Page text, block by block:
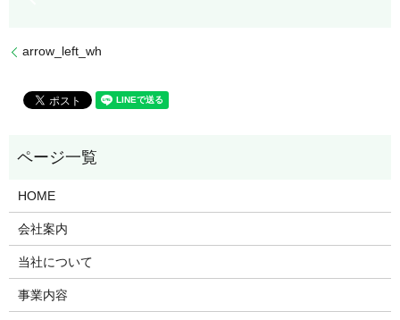
arrow_left_wh
HOME
会社案内
当社について
事業内容